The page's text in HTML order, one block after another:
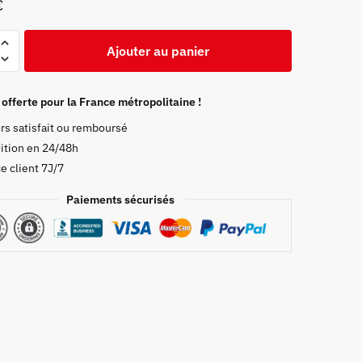
Ajouter au panier
pour la France métropolitaine !
satisfait ou remboursé
en 24/48h
client 7J/7
Paiements sécurisés